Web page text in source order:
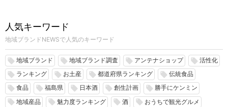
人気キーワード
地域ブランドNEWSで人気のキーワード
local_offer 地域ブランド local_offer 地域ブランド調査 local_offer アンテナショップ local_offer 活性化
local_offer ランキング local_offer お土産 local_offer 都道府県ランキング local_offer 伝統食品
local_offer 食品 local_offer 福島県 local_offer 日本酒 local_offer 創生計画 local_offer 勝手にケンミン
local_offer 地域産品 local_offer 魅力度ランキング local_offer 酒 local_offer おうちで観光グルメ